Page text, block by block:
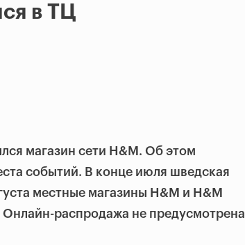
в ТЦ
магазин сети H&M. Об этом
событий. В конце июля шведская
местные магазины H&M и H&M
Онлайн-распродажа не